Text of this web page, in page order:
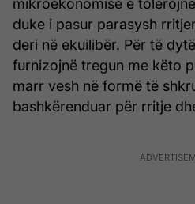
duke i pasur parasysh
deri në ekuilibër. Për të
furnizojnë tregun me këto
marr vesh në formë të
bashkërenduar për rritje